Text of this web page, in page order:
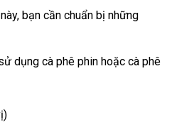
bạn cần chuẩn bị những
dụng cà phê phin hoặc cà phê